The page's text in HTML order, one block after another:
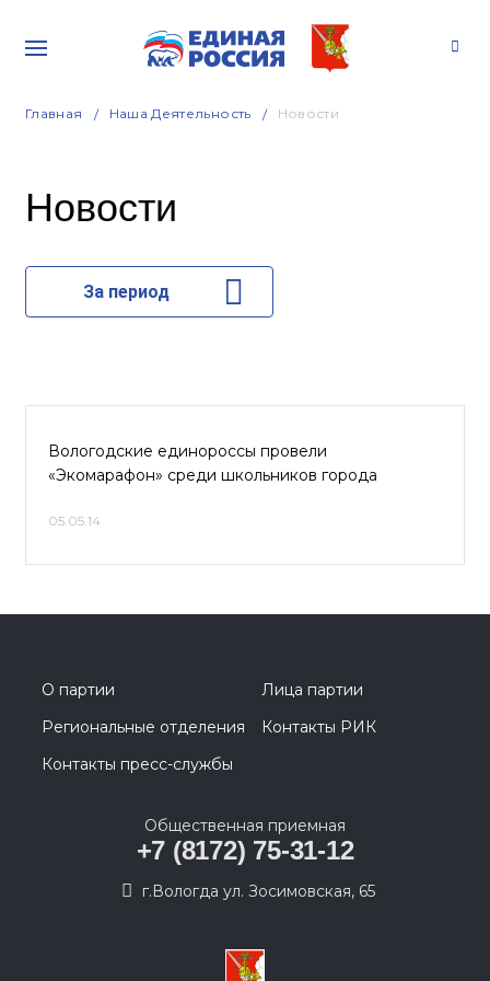
Главная Наша Деятельность Новости
Новости
За период
Вологодские единороссы провели
«Экомарафон» среди школьников города
05.05.14
О партии
Лица партии
Региональные отделения
Контакты РИК
Контакты пресс-службы
Общественная приемная
+7 (8172) 75-31-12
г.Вологда ул. Зосимовская, 65